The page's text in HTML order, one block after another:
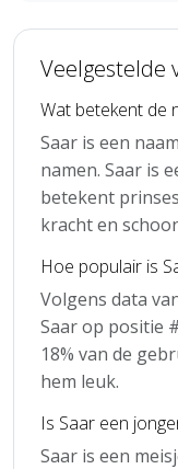
Veelgestelde
Wat betekent de
Saar is een
namen. Saar is
betekent
kracht en
Hoe populair is
Volgens data
Saar op positie
18% van de
hem leuk.
Is Saar een
Saar is een